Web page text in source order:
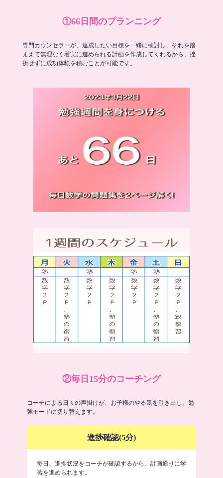
①66日間のプランニング
専門カウンセラーが、達成したい目標を一緒に検討し、それを踏
まえて無理なく着実に進められる計画を作成してくれるから、挫
折せずに成功体験を積むことが可能です。
②毎日15分のコーチング
コーチによる日々の声掛けが、お子様のやる気を引き出し、勉
強モードに切り替えます。
進捗確認(5分)
毎日、進捗状況をコーチが確認するから、計画通りに学
習を進められます。